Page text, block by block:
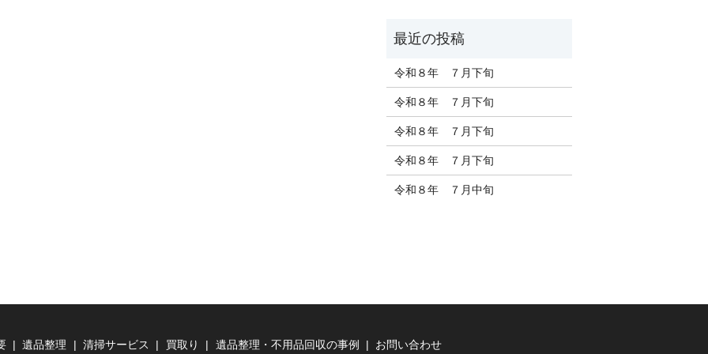
令和８年 ７月下旬
令和８年 ７月下旬
令和８年 ７月下旬
令和８年 ７月下旬
令和８年 ７月中旬
遺品整理 清掃サービス 買取り 遺品整理・不用品回収の事例 お問い合わせ